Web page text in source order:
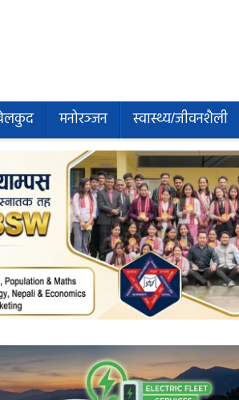
मनोरञ्जन स्वास्थ्य/जीवनशैली